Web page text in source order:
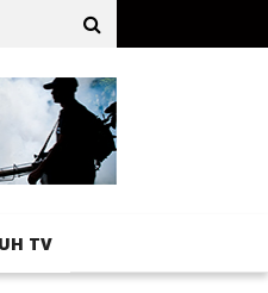
de terracería
UH TV